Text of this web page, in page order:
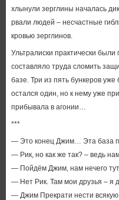
хлынули зерглины началась
рвали людей – несчастные
кровью зерглинов.
Ультралиски практически
составляло труда сломить
базе. Три из пять бункеров
остался один, но к нему уже
прибывала в агонии…
***
— Это конец Джим… Эта база
— Рик, но как же так? – ведь
— Пойдём Джим, нам нечего тут
— Нет Рик. Там мои друзья – я
— Джим Прекрати нести